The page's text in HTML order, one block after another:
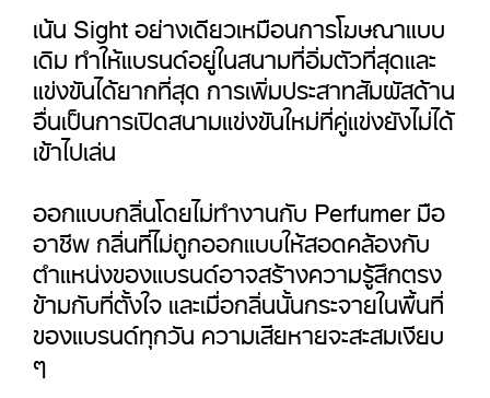
เน้น Sight อย่างเดียวเหมือนการโฆษณาแบบ
เดิม ทำให้แบรนด์อยู่ในสนามที่อิ่มตัวที่สุดและ
แข่งขันได้ยากที่สุด การเพิ่มประสาทสัมผัสด้าน
อื่นเป็นการเปิดสนามแข่งขันใหม่ที่คู่แข่งยังไม่ได้
เข้าไปเล่น
ออกแบบกลิ่นโดยไม่ทำงานกับ Perfumer มือ
อาชีพ กลิ่นที่ไม่ถูกออกแบบให้สอดคล้องกับ
ตำแหน่งของแบรนด์อาจสร้างความรู้สึกตรง
ข้ามกับที่ตั้งใจ และเมื่อกลิ่นนั้นกระจายในพื้นที่
ของแบรนด์ทุกวัน ความเสียหายจะสะสมเงียบ
ๆ